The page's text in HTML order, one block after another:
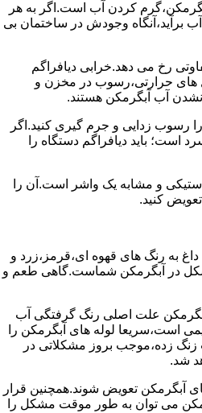
کردن آب است.اگر به هر
برآید،آنگاه وجودش در ساختمان بی
رخ می دهد.خرابی دیافراگم
های حرارتی،رسوب در مخزن و
آب آبگرمکن هستند.
رسوب زدایی و جرم گیری کنید.اگر
باید دیافراگم دستگاه را
و مشابه یک واشر است.آن را
کنید.
به رنگ های قهوه ای،قرمز،زرد و
در آبگرمکن شماست.گاهی طعم و
علت اصلی رنگ گرفتگی آب
است،سریعا لوله های آبگرمکن را
زنگ زده،موجب بروز مشکلاتی در
شد.
آبگرمکن تعویض شوند.همچنین قرار
می توان به طور موقت مشکل را